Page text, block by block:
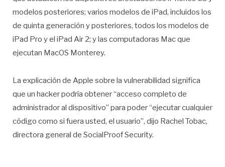
modelos posteriores; varios modelos de iPad, incluidos los
de quinta generación y posteriores, todos los modelos de
iPad Pro y el iPad Air 2; y las computadoras Mac que
ejecutan MacOS Monterey.
La explicación de Apple sobre la vulnerabilidad significa
que un hacker podría obtener “acceso completo de
administrador al dispositivo” para poder “ejecutar cualquier
código como si fuera usted, el usuario”, dijo Rachel Tobac,
directora general de SocialProof Security.